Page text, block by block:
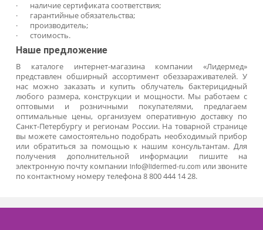
Разновидности обеззараживателей воздуха
Устройства открытого типа состоят из бактерицидных
отражателей. В зависимости от способа крепления
подразделяются на 2 группы:
·
· стационарные (настенно-потолочные).
Облучатель передвижной
может
специальной мобильной опоре или
поворотными колесами. Облучатель настенный
прикрепляется к поверхности шурупами.
Критерии выбора
При необходимости купить устройство для
воздуха рекомендуется учитывать следующие параметры:
· целевое предназначение (учреждения
жилые помещения, промышленные предприятия,
· площадь обрабатываемой поверхности;